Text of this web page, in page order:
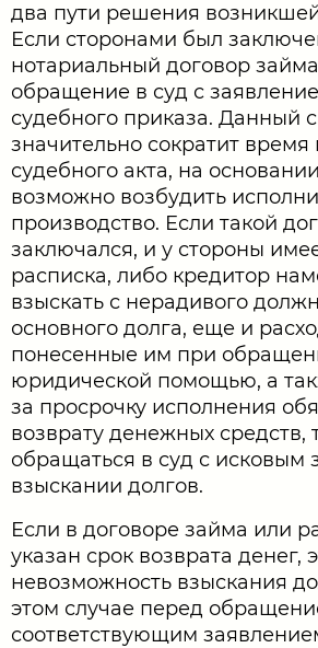
два пути решения
Если сторонами был
нотариальный договор
обращение в суд с
судебного приказа. Данный
значительно сократит время
судебного акта, на
возможно возбудить
производство. Если такой
заключался, и у стороны
расписка, либо кредитор
взыскать с нерадивого
основного долга, еще и
понесенные им при
юридической помощью, а
за просрочку исполнения
возврату денежных средств,
обращаться в суд с исковым
взыскании долгов.
Если в договоре займа или
указан срок возврата денег,
невозможность взыскания
этом случае перед
соответствующим